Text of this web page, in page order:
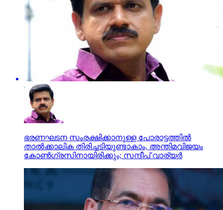
ഭരണഘടന സംരക്ഷിക്കാനുള്ള പോരാട്ടത്തില്‍
താല്‍ക്കാലിക തിരിച്ചടിയുണ്ടാകാം, അന്തിമവിജയം
കോണ്‍ഗ്രസിനായിരിക്കും; സന്ദീപ് വാര്യര്‍